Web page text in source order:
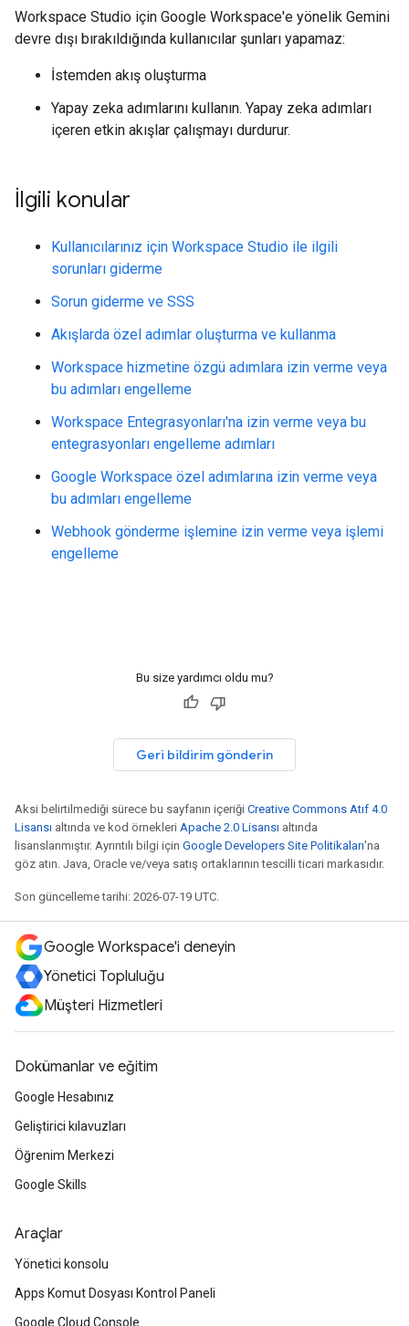
Workspace Studio için Google Workspace'e yönelik Gemini
devre dışı bırakıldığında kullanıcılar şunları yapamaz:
İstemden akış oluşturma
Yapay zeka adımlarını kullanın. Yapay zeka adımları
içeren etkin akışlar çalışmayı durdurur.
İlgili konular
Kullanıcılarınız için Workspace Studio ile ilgili
sorunları giderme
Sorun giderme ve SSS
Akışlarda özel adımlar oluşturma ve kullanma
Workspace hizmetine özgü adımlara izin verme veya
bu adımları engelleme
Workspace Entegrasyonları'na izin verme veya bu
entegrasyonları engelleme adımları
Google Workspace özel adımlarına izin verme veya
bu adımları engelleme
Webhook gönderme işlemine izin verme veya işlemi
engelleme
Bu size yardımcı oldu mu?
Geri bildirim gönderin
Aksi belirtilmediği sürece bu sayfanın içeriği Creative Commons Atıf 4.0
Lisansı altında ve kod örnekleri Apache 2.0 Lisansı altında
lisanslanmıştır. Ayrıntılı bilgi için Google Developers Site Politikaları'na
göz atın. Java, Oracle ve/veya satış ortaklarının tescilli ticari markasıdır.
Son güncelleme tarihi: 2026-07-19 UTC.
Google Workspace'i deneyin
Yönetici Topluluğu
Müşteri Hizmetleri
Dokümanlar ve eğitim
Google Hesabınız
Geliştirici kılavuzları
Öğrenim Merkezi
Google Skills
Araçlar
Yönetici konsolu
Apps Komut Dosyası Kontrol Paneli
Google Cloud Console